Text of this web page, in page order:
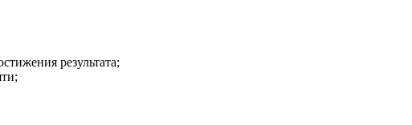
результата;